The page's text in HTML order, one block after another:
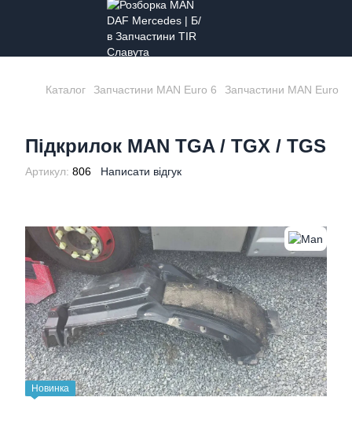
Каталог Запчастини MAN Euro 6 Запчастини MAN Euro 6
Підкрилок MAN TGA / TGX / TGS
Артикул: 806 Написати відгук
Новинка